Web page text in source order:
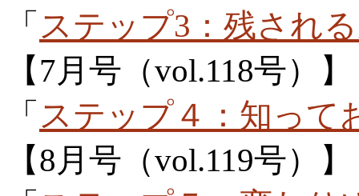
「 ステップ3：残され
【7月号（vol.118号）】
「 ステップ４：知って
【8月号（vol.119号）】